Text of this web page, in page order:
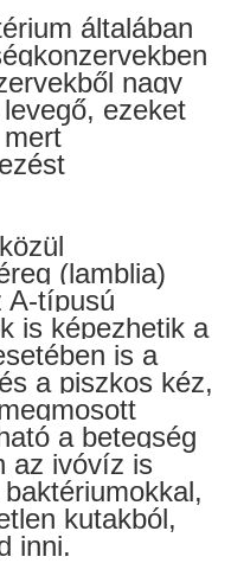
általában
nagy
ezeket
(lamblia)
A-típusú
is képezhetik a
is a
a piszkos kéz,
a betegség
az ivóvíz is
kutakból,
inni.